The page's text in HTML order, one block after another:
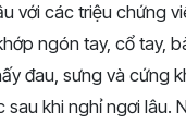
với các triệu chứng
ngón tay, cổ tay,
đau, sưng và cứng
khi nghỉ ngơi lâu.